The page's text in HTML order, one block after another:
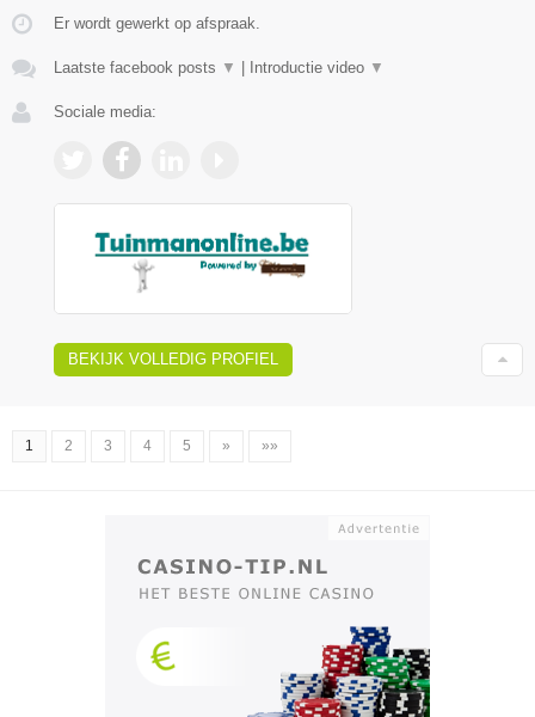
Er wordt gewerkt op afspraak.
Laatste facebook posts ▼ Introductie video ▼
Sociale media:
BEKIJK VOLLEDIG PROFIEL
1 2 3 4 5 » »»